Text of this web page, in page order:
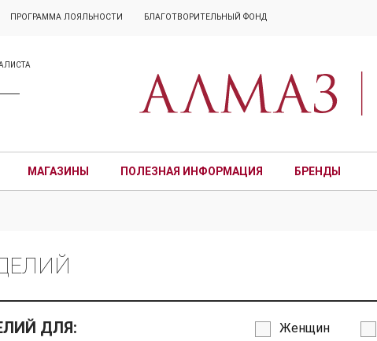
ПРОГРАММА ЛОЯЛЬНОСТИ БЛАГОТВОРИТЕЛЬНЫЙ ФОНД
МАГАЗИНЫ ПОЛЕЗНАЯ ИНФОРМАЦИЯ БРЕНДЫ
ДЛЯ: Женщин